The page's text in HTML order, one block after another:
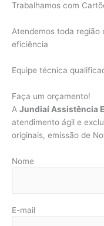
Trabalhamos com
Atendemos toda região
eficiência
Equipe técnica
Faça um orçamento!
A Jundiaí Assistência
atendimento ágil e
originais, emissão de
Nome
E-mail